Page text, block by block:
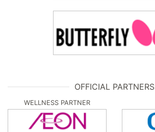
OFFICIAL PARTNERS
WELLNESS PARTNER